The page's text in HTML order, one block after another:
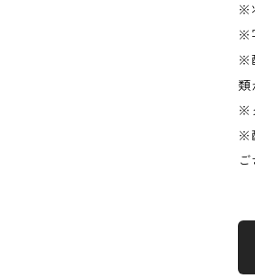
※
※
※
類
※
※
ご